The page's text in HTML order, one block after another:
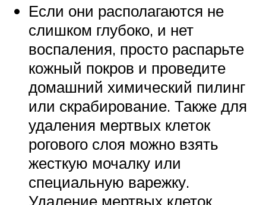
Если они располагаются не
слишком глубоко, и нет
воспаления, просто распарьте
кожный покров и проведите
домашний химический пилинг
или скрабирование. Также для
удаления мертвых клеток
рогового слоя можно взять
жесткую мочалку или
специальную варежку.
Удаление мертвых клеток